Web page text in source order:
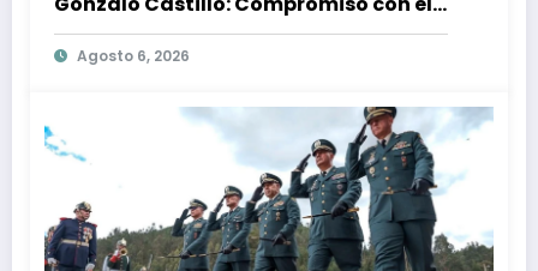
Desarrollo Nacional y la Participación
Política
Agosto 6, 2026